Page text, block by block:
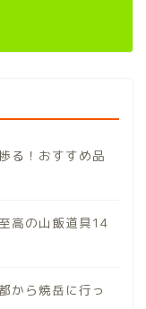
る！おすすめ品
高の山飯道具14
から焼岳に行っ